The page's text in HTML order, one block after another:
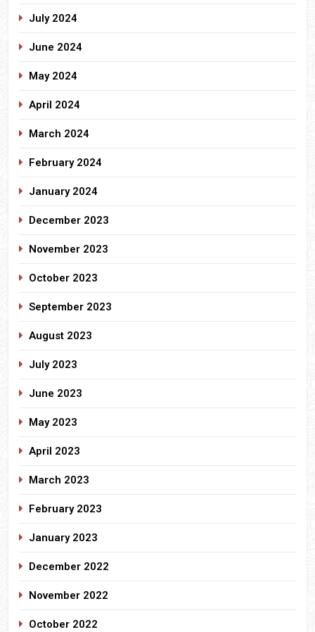
July 2024
June 2024
May 2024
April 2024
March 2024
February 2024
January 2024
December 2023
November 2023
October 2023
September 2023
August 2023
July 2023
June 2023
May 2023
April 2023
March 2023
February 2023
January 2023
December 2022
November 2022
October 2022